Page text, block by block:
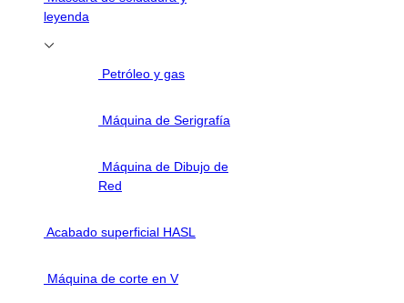
leyenda
Petróleo y gas
Máquina de Serigrafía
Máquina de Dibujo de
Red
Acabado superficial HASL
Máquina de corte en V